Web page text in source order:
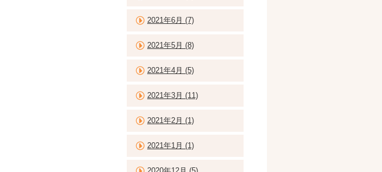
2021年6月 (7)
2021年5月 (8)
2021年4月 (5)
2021年3月 (11)
2021年2月 (1)
2021年1月 (1)